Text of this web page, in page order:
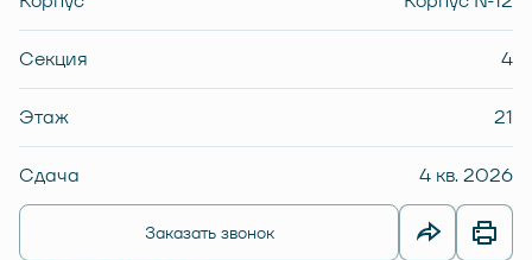
Секция 4
Этаж 21
Сдача 4 кв. 2026
Заказать звонок